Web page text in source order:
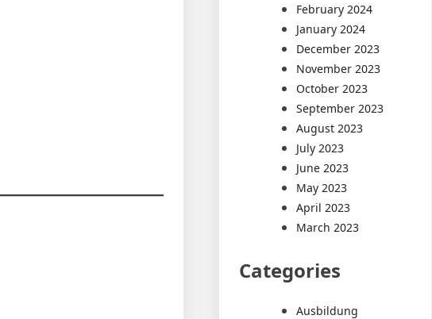
February 2024
January 2024
December 2023
November 2023
October 2023
September 2023
August 2023
July 2023
June 2023
May 2023
April 2023
March 2023
Categories
Ausbildung